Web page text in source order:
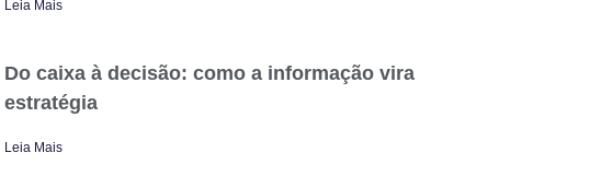
Leia Mais
Do caixa à decisão: como a informação vira
estratégia
Leia Mais